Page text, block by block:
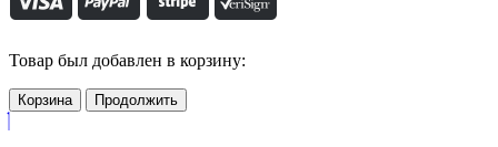
Товар был добавлен в корзину:
Корзина Продолжить